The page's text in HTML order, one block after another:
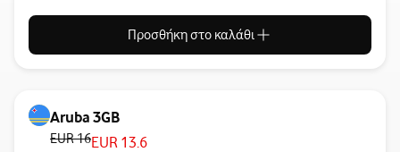
Προσθήκη στο καλάθι
Aruba 3GB
EUR 16EUR 13.6